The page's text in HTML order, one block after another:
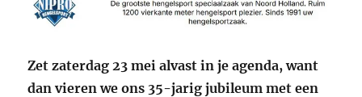
Zet zaterdag 23 mei alvast in je agenda, want
dan vieren we ons 35-jarig jubileum met een